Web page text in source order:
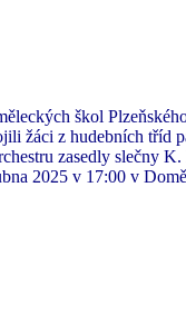
škol
žáci z hudebních tříd
zasedly slečny
2025 v 17:00 v